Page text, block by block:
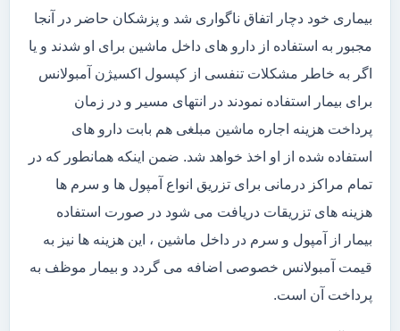
بیماری خود دچار اتفاق ناگواری شد و پزشکان حاضر در آنجا
مجبور به استفاده از دارو های داخل ماشین برای او شدند و یا
اگر به خاطر مشکلات تنفسی از کپسول اکسیژن آمبولانس
برای بیمار استفاده نمودند در انتهای مسیر و در زمان
پرداخت هزینه اجاره ماشین مبلغی هم بابت دارو های
استفاده شده از او اخذ خواهد شد. ضمن اینکه همانطور که در
تمام مراکز درمانی برای تزریق انواع آمپول ها و سرم ها
هزینه های تزریقات دریافت می شود در صورت استفاده
بیمار از آمپول و سرم در داخل ماشین ، این هزینه ها نیز به
قیمت آمبولانس خصوصی اضافه می گردد و بیمار موظف به
پرداخت آن است.